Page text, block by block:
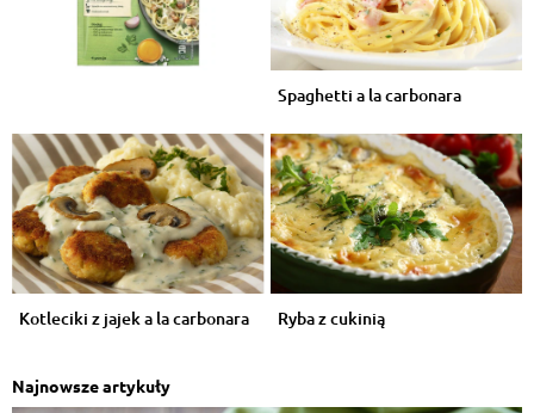
Spaghetti a la carbonara
Kotleciki z jajek a la carbonara Ryba z cukinią
Najnowsze artykuły